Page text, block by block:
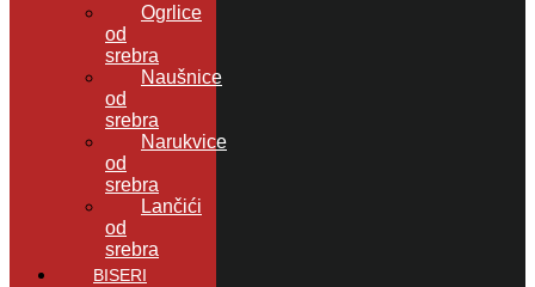
Ogrlice
od
srebra
Naušnice
od
srebra
Narukvice
od
srebra
Lančići
od
srebra
BISERI